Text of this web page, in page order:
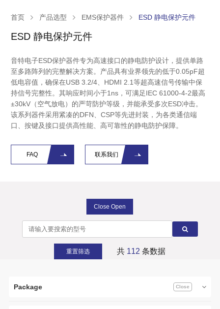
首页 产品选型 EMS保护器件 ESD 静电保护元件
ESD 静电保护元件
音特电子ESD保护器件专为高速接口的静电防护设计，提供单路
至多路阵列的完整解决方案。产品具有业界领先的低于0.05pF超
低电容值，确保在USB 3.2/4、HDMI 2.1等超高速信号传输中保
持信号完整性。其响应时间小于1ns，可满足IEC 61000-4-2最高
±30kV（空气放电）的严苛防护等级，并能承受多次ESD冲击。
该系列器件采用紧凑的DFN、CSP等先进封装，为各类通信端
口、按键及接口提供高性能、高可靠性的静电防护保障。
FAQ 联系我们
Close Open
重置筛选 共 112 条数据
Package